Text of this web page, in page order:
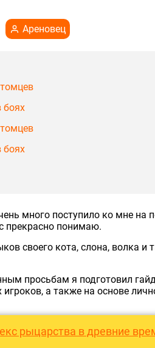
Ареновец
боях
боях
много поступило ко мне на
прекрасно понимаю.
своего кота, слона, волка
просьбам я подготовил
а также на основе
рыцарства в древние